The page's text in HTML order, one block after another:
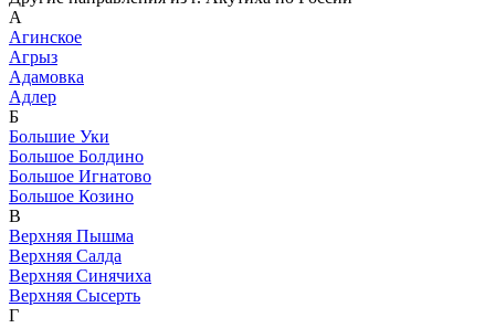
А
Агинское
Агрыз
Адамовка
Адлер
Б
Большие Уки
Большое Болдино
Большое Игнатово
Большое Козино
В
Верхняя Пышма
Верхняя Салда
Верхняя Синячиха
Верхняя Сысерть
Г